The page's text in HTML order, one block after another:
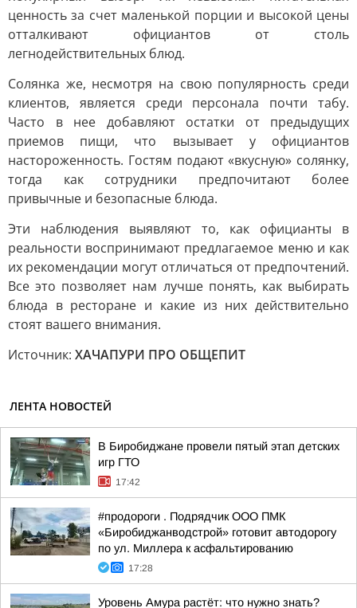
ценность за счет маленькой порции и высокой цены
отталкивают официантов от столь
легнодействительных блюд.
Солянка же, несмотря на свою популярность среди
клиентов, является среди персонала почти табу.
Часто в нее добавляют остатки от предыдущих
приемов пищи, что вызывает у официантов
настороженность. Гостям подают «вкусную» солянку,
тогда как сотрудники предпочитают более
привычные и безопасные блюда.
Эти наблюдения выявляют то, как официанты в
реальности воспринимают предлагаемое меню и как
их рекомендации могут отличаться от предпочтений.
Все это позволяет нам лучше понять, как выбирать
блюда в ресторане и какие из них действительно
стоят вашего внимания.
Источник: ХАЧАПУРИ ПРО ОБЩЕПИТ
ЛЕНТА НОВОСТЕЙ
В Биробиджане провели пятый этап детских
игр ГТО
17:42
#продороги . Подрядчик ООО ПМК
«Биробиджанводстрой» готовит автодорогу
по ул. Миллера к асфальтированию
17:28
Уровень Амура растёт: что нужно знать?